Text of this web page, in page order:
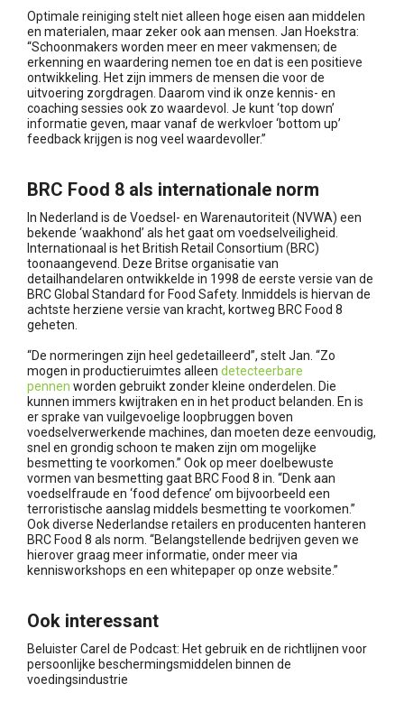
Optimale reiniging stelt niet alleen hoge eisen aan middelen
en materialen, maar zeker ook aan mensen. Jan Hoekstra:
“Schoonmakers worden meer en meer vakmensen; de
erkenning en waardering nemen toe en dat is een positieve
ontwikkeling. Het zijn immers de mensen die voor de
uitvoering zorgdragen. Daarom vind ik onze kennis- en
coaching sessies ook zo waardevol. Je kunt ‘top down’
informatie geven, maar vanaf de werkvloer ‘bottom up’
feedback krijgen is nog veel waardevoller.”
BRC Food 8 als internationale norm
In Nederland is de Voedsel- en Warenautoriteit (NVWA) een
bekende ‘waakhond’ als het gaat om voedselveiligheid.
Internationaal is het British Retail Consortium (BRC)
toonaangevend. Deze Britse organisatie van
detailhandelaren ontwikkelde in 1998 de eerste versie van de
BRC Global Standard for Food Safety. Inmiddels is hiervan de
achtste herziene versie van kracht, kortweg BRC Food 8
geheten.
“De normeringen zijn heel gedetailleerd”, stelt Jan. “Zo
mogen in productieruimtes alleen detecteerbare
pennen worden gebruikt zonder kleine onderdelen. Die
kunnen immers kwijtraken en in het product belanden. En is
er sprake van vuilgevoelige loopbruggen boven
voedselverwerkende machines, dan moeten deze eenvoudig,
snel en grondig schoon te maken zijn om mogelijke
besmetting te voorkomen.” Ook op meer doelbewuste
vormen van besmetting gaat BRC Food 8 in. “Denk aan
voedselfraude en ‘food defence’ om bijvoorbeeld een
terroristische aanslag middels besmetting te voorkomen.”
Ook diverse Nederlandse retailers en producenten hanteren
BRC Food 8 als norm. “Belangstellende bedrijven geven we
hierover graag meer informatie, onder meer via
kennisworkshops en een whitepaper op onze website.”
Ook interessant
Beluister Carel de Podcast: Het gebruik en de richtlijnen voor
persoonlijke beschermingsmiddelen binnen de
voedingsindustrie